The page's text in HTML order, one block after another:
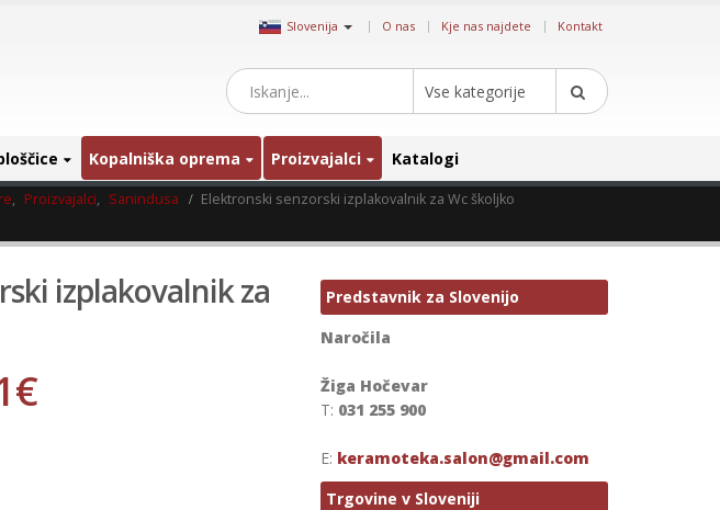
Slovenija | O nas Kje nas najdete Kontakt
Vse kategorije
Kopalniška oprema Proizvajalci Katalogi
, Proizvajalci, Sanindusa Elektronski senzorski izplakovalnik za Wc školjko
izplakovalnik za
€
Predstavnik za Slovenijo
Naročila
Žiga Hočevar
T: 031 255 900
E: keramoteka.salon@gmail.com
Trgovine v Sloveniji